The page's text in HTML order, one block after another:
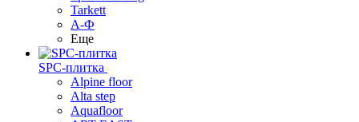
Tarkett
А-Ф
Еще
SPC-плитка
Alpine floor
Alta step
Aquafloor